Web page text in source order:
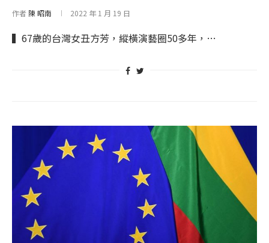
作者 陳 昭南 2022 年 1 月 19 日
▍67歲的台灣女丑方芳，縱橫演藝圈50多年，…